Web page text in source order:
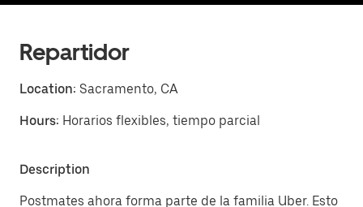
Repartidor
Location: Sacramento, CA
Hours: Horarios flexibles, tiempo parcial
Description
Postmates ahora forma parte de la familia Uber. Esto